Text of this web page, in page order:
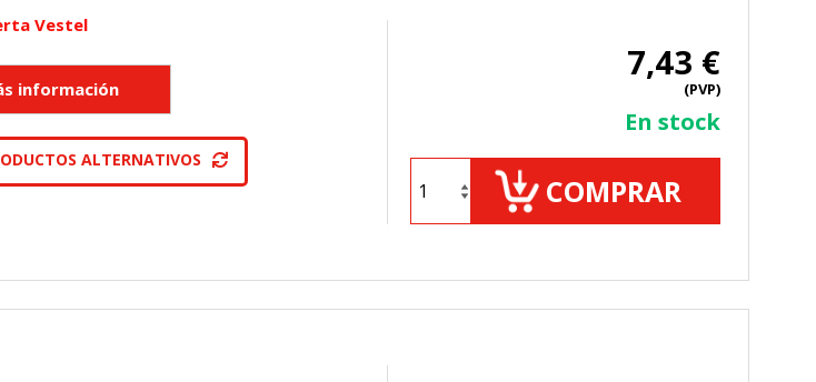
Vestel
ALTERNATIVOS
7,43 €
(PVP)
En stock
COMPRAR
y no se pueden desactivar en nuestros sistemas. Puede configurar su
alguna áreas del sitio no funcionarán. Estas cookies no almacenan ninguna